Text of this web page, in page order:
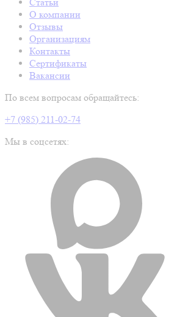
Статьи
О компании
Отзывы
Организациям
Контакты
Сертификаты
Вакансии
По всем вопросам обращайтесь:
+7 (985) 211-02-74
Мы в соцсетях: